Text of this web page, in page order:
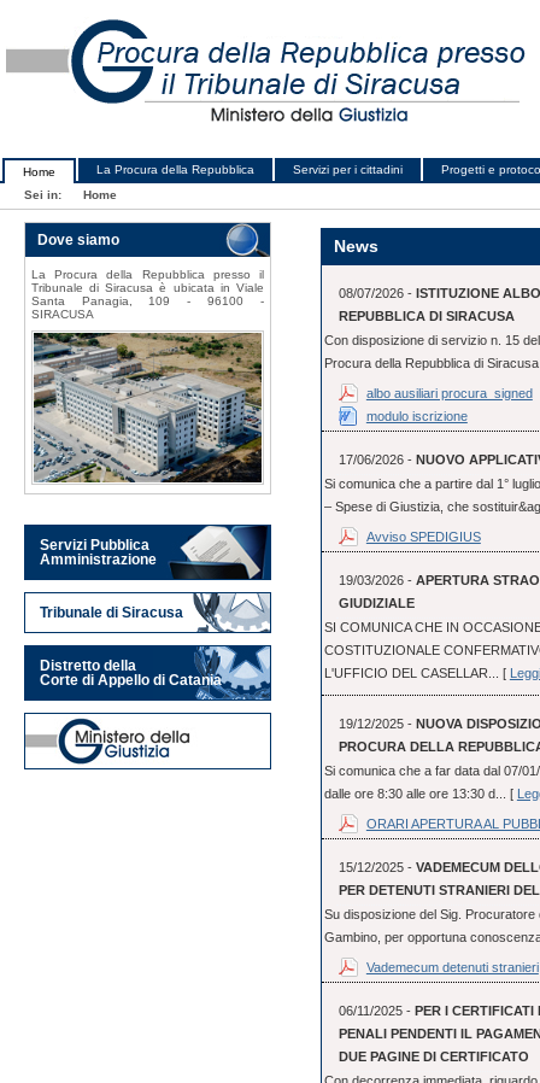
Home La Procura della Repubblica Servizi per i cittadini
Progetti e
Sei in:
Home
News
08/07/2026 - ISTITUZIONE
REPUBBLICA DI SIRACUSA
Con disposizione di servizio n. 15
Procura della Repubblica di
albo ausiliari procura_signed
modulo iscrizione
17/06/2026 - NUOVO
Si comunica che a partire dal 1°
– Spese di Giustizia, che
Avviso SPEDIGIUS
19/03/2026 - APERTURA
GIUDIZIALE
SI COMUNICA CHE IN
COSTITUZIONALE
L'UFFICIO DEL CASELLAR... [
19/12/2025 - NUOVA
PROCURA DELLA
Si comunica che a far data dal 07/
dalle ore 8:30 alle ore 13:30 d... [
ORARI APERTURA AL
15/12/2025 - VADEMECUM
PER DETENUTI STRANIERI
Su disposizione del Sig.
Gambino, per opportuna
Vademecum detenuti stranieri
06/11/2025 - PER I
PENALI PENDENTI IL
DUE PAGINE DI CERTIFICATO
Dove siamo
La Procura della Repubblica presso il
Tribunale di Siracusa è ubicata in Viale
Santa Panagia, 109 - 96100 -
SIRACUSA
Servizi Pubblica
Amministrazione
Tribunale di Siracusa
Distretto della
Corte di Appello di Catania